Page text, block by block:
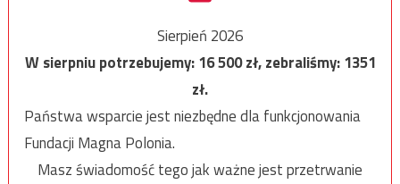
Sierpień 2026
W sierpniu potrzebujemy:16 500zł, zebraliśmy:1351
zł.
Państwa wsparcie jest niezbędne dla funkcjonowania
Fundacji Magna Polonia.
Masz świadomość tego jak ważne jest przetrwanie